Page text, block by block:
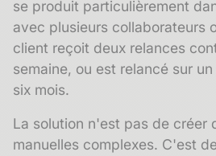
se produit particulièrement
avec plusieurs collaborateurs
client reçoit deux relances
semaine, ou est relancé sur
six mois.
La solution n'est pas de créer
manuelles complexes. C'est